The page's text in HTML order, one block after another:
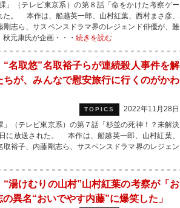
」（テレビ東京系）の第８話「命をかけた考察ゲー
た。 本作は、船越英一郎、山村紅葉、西村まさ彦、
剛志ら、サスペンスドラマ界のレジェンド俳優が、難
元康氏が企画・・・ 続きを読む
“名取悠”名取裕子らが連続殺人事件を解
が、みんなで慰安旅行に行くのがかわ
TOPICS
2022年11月28日
（テレビ東京系）の第７話「杉並の死神！？未解決
に放送された。 本作は、船越英一郎、山村紅葉、
取裕子、内藤剛志ら、サスペンスドラマ界のレジェン
“湯けむりの山村”山村紅葉の考察が「お
異名“おいでやす内藤”に爆笑した」